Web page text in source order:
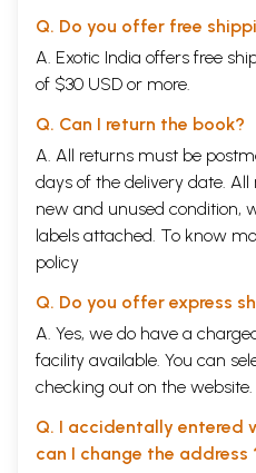
Q. Do you offer free
A. Exotic India offers free
of $30 USD or more.
Q. Can I return the book?
A. All returns must be
days of the delivery date.
new and unused condition,
labels attached. To know
policy
Q. Do you offer express
A. Yes, we do have a
facility available. You can
checking out on the website.
Q. I accidentally entered
can I change the address